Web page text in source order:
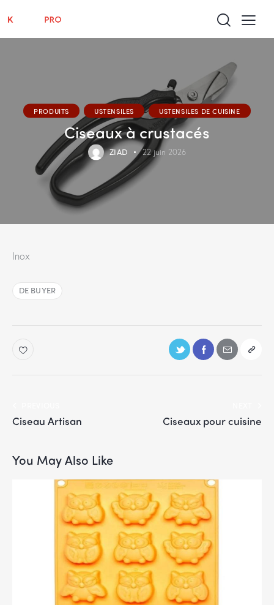
PRODUITS USTENSILES USTENSILES DE CUISINE
Ciseaux à crustacés
ZIAD 22 juin 2026
Inox
DE BUYER
Ciseau Artisan Ciseaux pour cuisine
You May Also Like